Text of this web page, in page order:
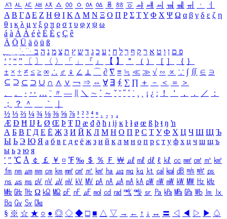
ㅺ ㅻ ㅼ ㅽ ㅾ ㅿ ㆀ ㆁ ㆂ ㆃ ㆄ ㆅ ㆆ ㆇ ㆈ ㆉ ㆊ ㆋ ㆌ ㆍ
ㆎ
Α Β ΓΔ Ε Ζ Η Θ Ι ΚΛ Μ Ν Ξ Ο Π Ρ Σ ΤΥ Φ Χ Ψ Ω α β γ δ ε ζ η
θ ι κ λ μ ν ξ ο π ρ σ τ υ φ χ ψ ω
á à Á À é è É È ç Ç ê
Ä Ö Ü ä ö ü ß
ִֶֹ ֻּ ׁׂ פ ם ן ו ט א ר ק ף ך ל ח י ע כ ג ד ש ץ ת צ מ נ ה ב
‘ ’ “ ” 〔 〕 〈 〉 「 」 『 』 【 】 ＂ （ ） ［ ］ ｛ ｝
± × ÷ ≠ ≤ ≥ ∞ ∴ ♂ ♀ ∠ ⊥ ⌒ ∂ ∇ ≡ ≒ ≪ ≫ √ ∽ ∝ ∵ ∫ ∬ ∈ ∋
⊆ ⊇ ⊂ ⊃ ∪ ∩ ∧ ∨ ￢ ⇒ ⇔ ∀ ∃ ∮ ∑ ∏ ＋ － ＜ ＝
＞
、
。 · ‥ … ¨ 〃 ― ＼ ∼ ´ ～ ˇ ˘ ˝ ˚ ˙ ¸ ¡ ¿ ː ！ ＇ ， ． ／
：
；
？ ＾ ｀
½ ⅓ ⅔ ¼ ¾ ⅛ ⅜ ⅝ ⅞ ¹ ² ³ ⁴ ⁿ ₁ ₂ ₃ ₄
Æ Ð Ħ Ĳ Ł Ø Œ Þ Ŧ Ŋ æ đ ð ħ ı ĳ ĸ ŀ ł ø œ ß þ ŧ ŋ ŉ
А Б В Г Д Е Ё Ж З И Й К Л М Н О П Р С Т У Ф Х Ц Ч Ш Щ Ъ
Ы Ь Э Ю Я а б в г д е ё ж з и й к л м н о п р с т у ф х ц ч ш щ ъ
ы ь э ю я
′ ″ ℃ Å ￠ ￡ ￥ ¤ ℉ ‰ ＄ ％ Ｆ ￦ ㎕ ㎖ ㎗ ℓ ㎘ ㏄ ㎣ ㎤ ㎥ ㎦
㎙ ㎚ ㎛ ㎜ ㎝ ㎞ ㎟ ㎠ ㎡ ㎢ ㏊ ㎍ ㎎ ㎏ ㏏ ㎈ ㎉ ㏈ ㎧ ㎨ ㎰
㎱ ㎲ ㎳ ㎴ ㎵ ㎶ ㎷ ㎸ ㎹ ㎀ ㎁ ㎂ ㎃ ㎄ ㎺ ㎻ ㎽ ㎾ ㎿ ㎐ ㎑
㎒ ㎓ ㎔ Ω ㏀ ㏁ ㎊ ㎋ ㎌ ㏖ ㏅ ㎭ ㎮ ㎯ ㏛ ㎩ ㎪ ㎫ ㎬ ㏝ ㏐
㏓
㏃ ㏉ ㏜ ㏆
§ ※ ☆ ★ ○ ● ◎ ◇ ◆ □ ■ △ ▽ → ← ↑ ↓ ↔ 〓 ◁ ◀ ▷ ▶ ♤